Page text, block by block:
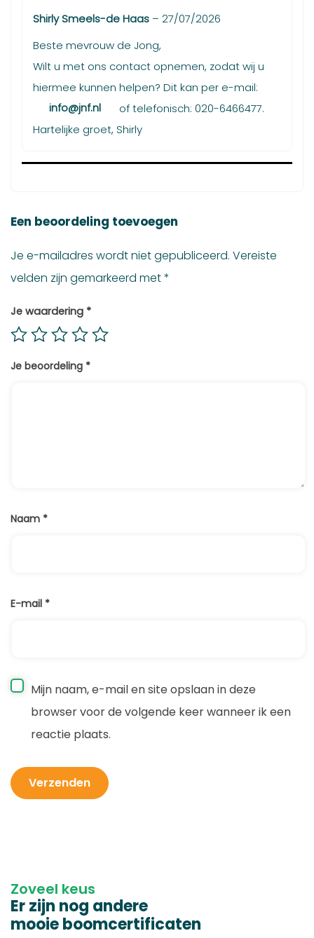
Shirly Smeels-de Haas – 27/07/2026
Beste mevrouw de Jong,
Wilt u met ons contact opnemen, zodat wij u
hiermee kunnen helpen? Dit kan per e-mail:
info@jnf.nl
of telefonisch: 020-6466477.
Hartelijke groet, Shirly
Een beoordeling toevoegen
Je e-mailadres wordt niet gepubliceerd. Vereiste
velden zijn gemarkeerd met*
Je waardering *
Je beoordeling *
Naam *
E-mail *
Mijn naam, e-mail en site opslaan in deze
browser voor de volgende keer wanneer ik een
reactie plaats.
Zoveel keus
Er zijn nog andere
mooie boomcertificaten